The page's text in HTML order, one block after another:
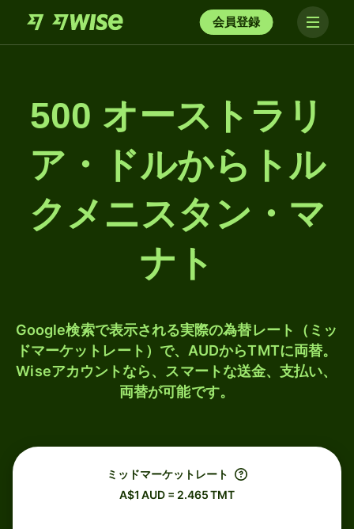
会員登録
500 オーストラリ
ア・ドルからトル
クメニスタン・マ
ナト
Google検索で表示される実際の為替レート（ミッ
ドマーケットレート）で、AUDからTMTに両替。
Wiseアカウントなら、スマートな送金、支払い、
両替が可能です。
ミッドマーケットレート
A$1 AUD = 2.465 TMT